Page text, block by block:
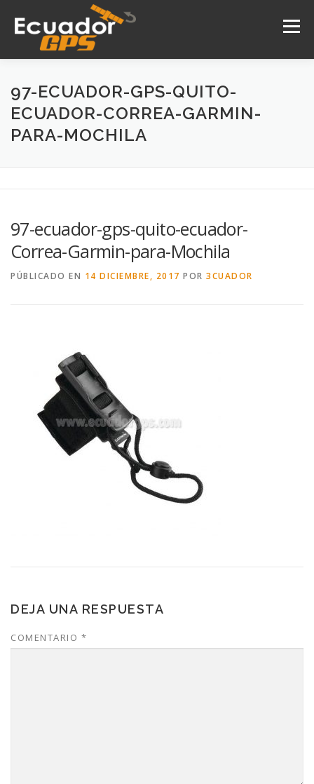
contenido
Menú
INICIO NOSOTROS PRODUCTOS
DRONES SERVICIOS
97-ECUADOR-GPS-QUITO-
ECUADOR-CORREA-GARMIN-
PARA-MOCHILA
97-ecuador-gps-quito-ecuador-
Correa-Garmin-para-Mochila
PÚBLICADO EN 14 DICIEMBRE, 2017 POR 3CUADOR
DEJA UNA RESPUESTA
COMENTARIO *